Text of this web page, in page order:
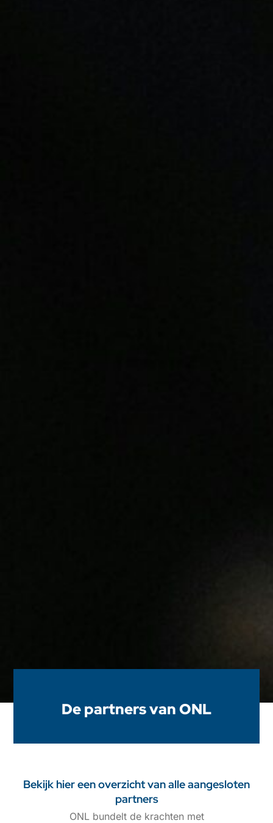
De partners van ONL
Bekijk hier een overzicht van alle aangesloten
partners
ONL bundelt de krachten met